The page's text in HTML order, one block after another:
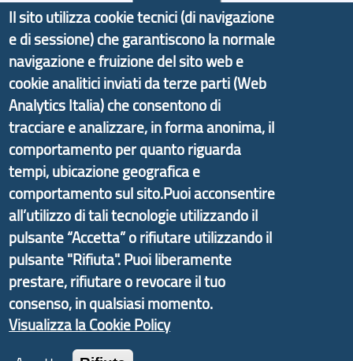
Dichiarazione di Accessibilità
Il progetto Aree Interne
Il portale di marketing territoriale e sviluppo locale
di Genova Città Metropolitana si è sviluppato a
partire dal progetto nazionale Aree Interne
promosso dal Dipartimento per lo Sviluppo
Economico e finalizzato al rilancio socio-economico
delle valli dell’entroterra. In particolare fornisce
informazioni ed aggiornamenti sulla
d'Area Antola-Tigullio, in collaborazione con Regione
Liguria ed ANCI Liguria.
Il sito utilizza cookie tecnici (di navigazione
e di sessione) che garantiscono la normale
navigazione e fruizione del sito web e
cookie analitici inviati da terze parti (Web
Analytics Italia) che consentono di
tracciare e analizzare, in forma anonima, il
comportamento per quanto riguarda
tempi, ubicazione geografica e
comportamento sul sito.Puoi acconsentire
all’utilizzo di tali tecnologie utilizzando il
pulsante “Accetta” o rifiutare utilizzando il
pulsante "Rifiuta". Puoi liberamente
prestare, rifiutare o revocare il tuo
consenso, in qualsiasi momento.
Visualizza la Cookie Policy